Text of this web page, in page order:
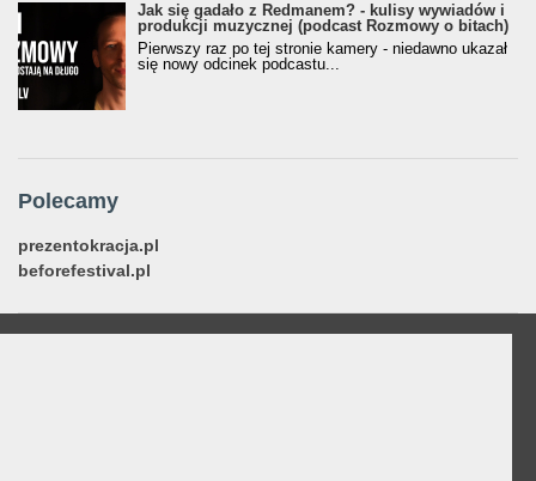
Jak się gadało z Redmanem? - kulisy wywiadów i
produkcji muzycznej (podcast Rozmowy o bitach)
Pierwszy raz po tej stronie kamery - niedawno ukazał
się nowy odcinek podcastu...
Polecamy
prezentokracja.pl
beforefestival.pl